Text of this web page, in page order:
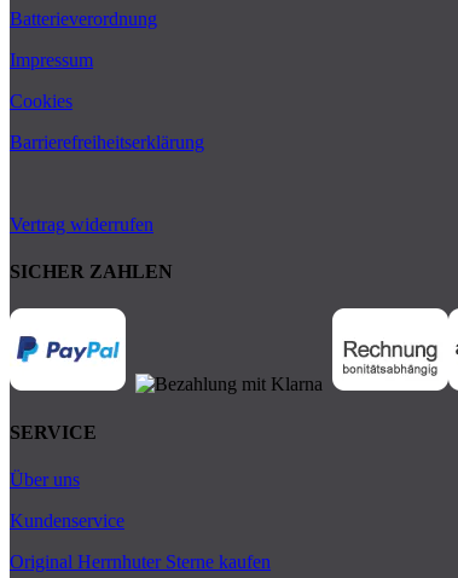
Batterieverordnung
Impressum
Cookies
Barrierefreiheitserklärung
Vertrag widerrufen
SICHER ZAHLEN
SERVICE
Über uns
Kundenservice
Original Herrnhuter Sterne kaufen